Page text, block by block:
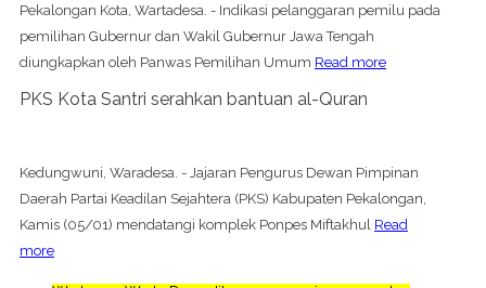
Pekalongan Kota, Wartadesa. - Indikasi pelanggaran pemilu pada
pemilihan Gubernur dan Wakil Gubernur Jawa Tengah
diungkapkan oleh Panwas Pemilihan Umum Read more
PKS Kota Santri serahkan bantuan al-Quran
Kedungwuni, Waradesa. - Jajaran Pengurus Dewan Pimpinan
Daerah Partai Keadilan Sejahtera (PKS) Kabupaten Pekalongan,
Kamis (05/01) mendatangi komplek Ponpes Miftakhul Read
more